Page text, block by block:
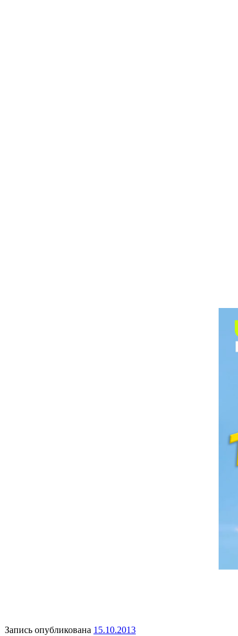
Запись опубликована 15.10.2013